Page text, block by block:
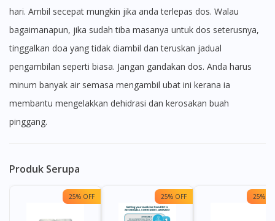
hari. Ambil secepat mungkin jika anda terlepas dos. Walau
bagaimanapun, jika sudah tiba masanya untuk dos seterusnya,
tinggalkan doa yang tidak diambil dan teruskan jadual
pengambilan seperti biasa. Jangan gandakan dos. Anda harus
minum banyak air semasa mengambil ubat ini kerana ia
membantu mengelakkan dehidrasi dan kerosakan buah
pinggang.
Produk Serupa
25% OFF 25% OFF 25%